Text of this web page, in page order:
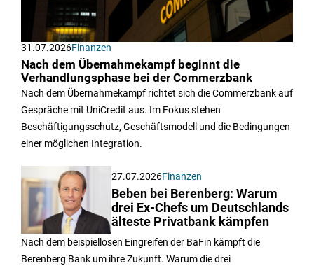
31.07.2026Finanzen
Nach dem Übernahmekampf beginnt die
Verhandlungsphase bei der Commerzbank
Nach dem Übernahmekampf richtet sich die Commerzbank auf
Gespräche mit UniCredit aus. Im Fokus stehen
Beschäftigungsschutz, Geschäftsmodell und die Bedingungen
einer möglichen Integration.
27.07.2026Finanzen
Beben bei Berenberg: Warum
drei Ex-Chefs um Deutschlands
älteste Privatbank kämpfen
Nach dem beispiellosen Eingreifen der BaFin kämpft die
Berenberg Bank um ihre Zukunft. Warum die drei